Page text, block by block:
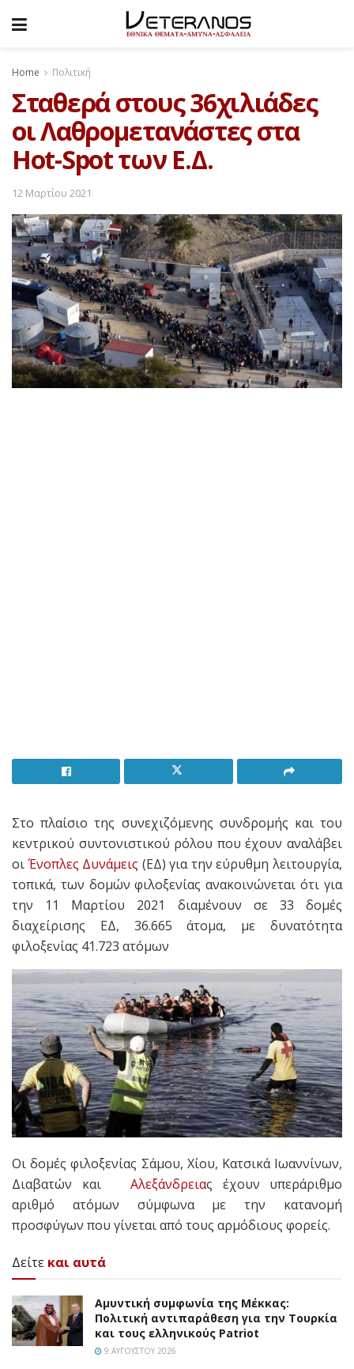
Home Πολιτική
Σταθερά στους 36χιλιάδες
οι Λαθρομετανάστες στα
Hot-Spot των Ε.Δ.
12 Μαρτίου 2021
Στο πλαίσιο της συνεχιζόμενης συνδρομής και του
κεντρικού συντονιστικού ρόλου που έχουν αναλάβει
οι Ένοπλες Δυνάμεις (ΕΔ) για την εύρυθμη λειτουργία,
τοπικά, των δομών φιλοξενίας ανακοινώνεται ότι για
την 11 Μαρτίου 2021 διαμένουν σε 33 δομές
διαχείρισης ΕΔ, 36.665 άτομα, με δυνατότητα
φιλοξενίας 41.723 ατόμων
Oι δομές φιλοξενίας Σάμου, Χίου, Κατσικά Ιωαννίνων,
Διαβατών και Αλεξάνδρειας έχουν υπεράριθμο
αριθμό ατόμων σύμφωνα με την κατανομή
προσφύγων που γίνεται από τους αρμόδιους φορείς.
Δείτε και αυτά
Αμυντική συμφωνία της Μέκκας:
Πολιτική αντιπαράθεση για την Τουρκία
και τους ελληνικούς Patriot
9 ΑΥΓΟΎΣΤΟΥ 2026